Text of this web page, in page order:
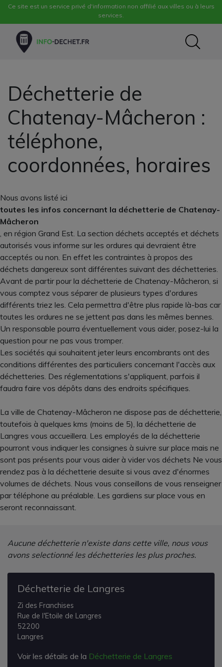
Ce site est un service privé d'information non affilié aux villes ou à leurs
services.
Déchetterie de
Chatenay-Mâcheron :
téléphone,
coordonnées, horaires
Nous avons listé ici
toutes les infos concernant la déchetterie de Chatenay-
Mâcheron
, en région Grand Est. La section déchets acceptés et déchets
autorisés vous informe sur les ordures qui devraient être
acceptés ou non. En effet les contraintes à propos des
déchets dangereux sont différentes suivant des déchetteries.
Avant de partir pour la déchetterie de Chatenay-Mâcheron, si
vous comptez vous séparer de plusieurs types d'ordures
différents triez les. Cela permettra d'être plus rapide là-bas car
toutes les ordures ne se jettent pas dans les mêmes bennes.
Un responsable pourra éventuellement vous aider, posez-lui la
question pour ne pas vous tromper.
Les sociétés qui souhaitent jeter leurs encombrants ont des
conditions différentes des particuliers concernant l'accès aux
déchetteries. Des réglementations s'appliquent, parfois il
faudra faire vos dépôts dans des endroits spécifiques.
La ville de Chatenay-Mâcheron ne dispose pas de déchetterie,
toutefois à quelques kms (moins de 5), la déchetterie de
Langres vous accueillera. Les employés de la déchetterie
pourront vous indiquer les consignes à suivre sur place mais ne
sont pas présents pour vous aider à vider vos déchets Ne vous
rendez pas à la déchetterie desuite si vous avez d'énormes
volumes de déchets. Nous vous conseillons de vous renseigner
par téléphone au préalable. Les gardiens sur place vous en
seront reconnaissant.
Aucune déchetterie n'existe dans cette ville, nous vous
avons selectionné les déchetteries les plus proches.
Déchetterie de Langres
Zi des Franchises
Rue de l'Etoile de Langres
52200
Langres
Voir les détails de la Déchetterie de Langres